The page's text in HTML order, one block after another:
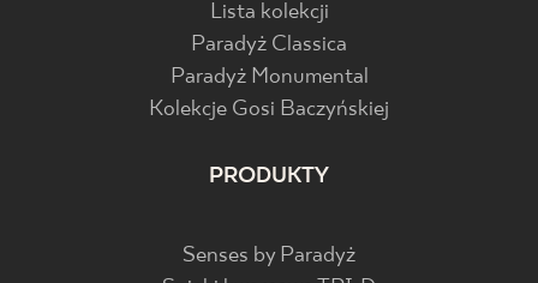
Lista kolekcji
Paradyż Classica
Paradyż Monumental
Kolekcje Gosi Baczyńskiej
PRODUKTY
Senses by Paradyż